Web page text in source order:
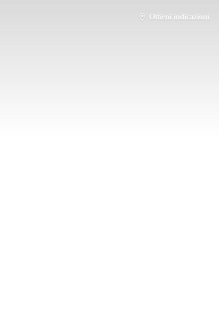
Ottieni indicazioni